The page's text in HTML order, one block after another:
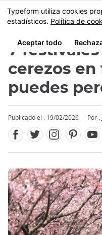
Tamaño
MENU
7
cerezos
puedes
Publicado el : 19/02/2026 Por :